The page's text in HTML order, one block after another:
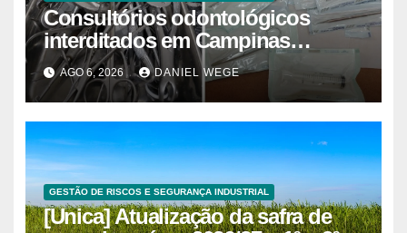
Consultórios odontológicos
interditados em Campinas
superam 2025
AGO 6, 2026 DANIEL WEGE
GESTÃO DE RISCOS E SEGURANÇA INDUSTRIAL
[Unica] Atualização da safra de